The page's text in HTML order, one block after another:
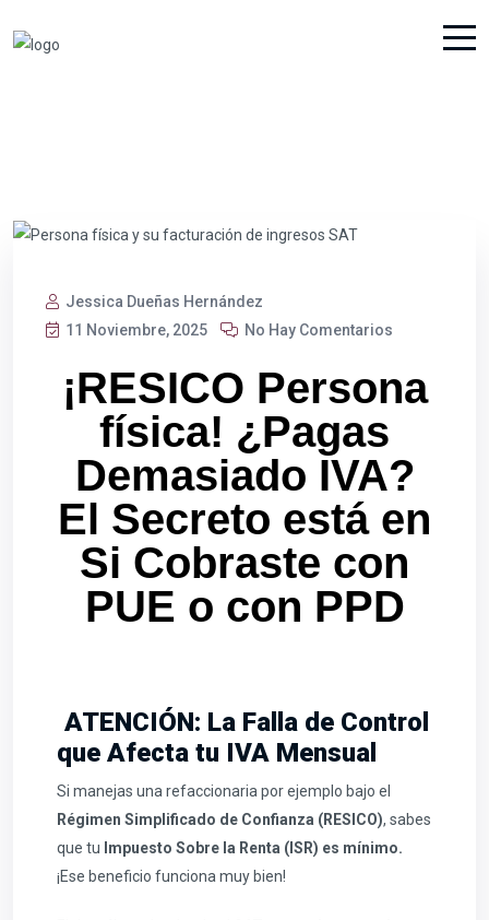
Jessica Dueñas Hernández
11 Noviembre, 2025
No Hay Comentarios
¡RESICO Persona
física! ¿Pagas
Demasiado IVA?
El Secreto está en
Si Cobraste con
PUE o con PPD
ATENCIÓN: La Falla de Control
que Afecta tu IVA Mensual
Si manejas una refaccionaria por ejemplo bajo el
Régimen Simplificado de Confianza (RESICO), sabes
que tu Impuesto Sobre la Renta (ISR) es mínimo.
¡Ese beneficio funciona muy bien!